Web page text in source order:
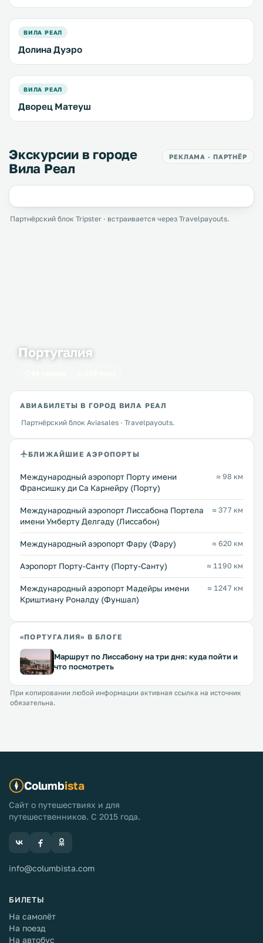
ВИЛА РЕАЛ
Долина Дуэро
ВИЛА РЕАЛ
Дворец Матеуш
Экскурсии в городе
Вила Реал
РЕКЛАМА · ПАРТНЁР
Партнёрский блок Tripster · встраивается через Travelpayouts.
Португалия
АВИАБИЛЕТЫ В ГОРОД ВИЛА РЕАЛ
Партнёрский блок Aviasales · Travelpayouts.
БЛИЖАЙШИЕ АЭРОПОРТЫ
Международный аэропорт Порту имени
Франсишку ди Са Карнейру (Порту)
≈ 98 км
Международный аэропорт Лиссабона Портела
имени Умберту Делгаду (Лиссабон)
≈ 377 км
Международный аэропорт Фару (Фару) ≈ 620 км
Аэропорт Порту-Санту (Порту-Санту) ≈ 1190 км
Международный аэропорт Мадейры имени
Криштиану Роналду (Фуншал)
≈ 1247 км
«ПОРТУГАЛИЯ» В БЛОГЕ
Маршрут по Лиссабону на три дня: куда пойти и
что посмотреть
При копировании любой информации активная ссылка на источник
обязательна.
Columbista
Сайт о путешествиях и для
путешественников. С 2015 года.
info@columbista.com
БИЛЕТЫ
На самолёт
На поезд
На автобус